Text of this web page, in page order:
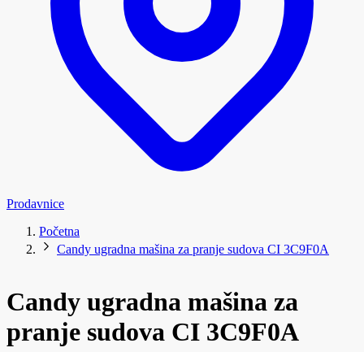
Prodavnice
Početna
Candy ugradna mašina za pranje sudova CI 3C9F0A
Candy ugradna mašina za
pranje sudova CI 3C9F0A